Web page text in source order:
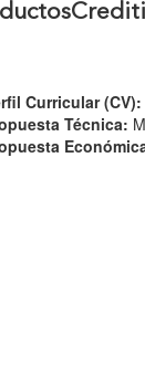
Curricular (CV):
Técnica: